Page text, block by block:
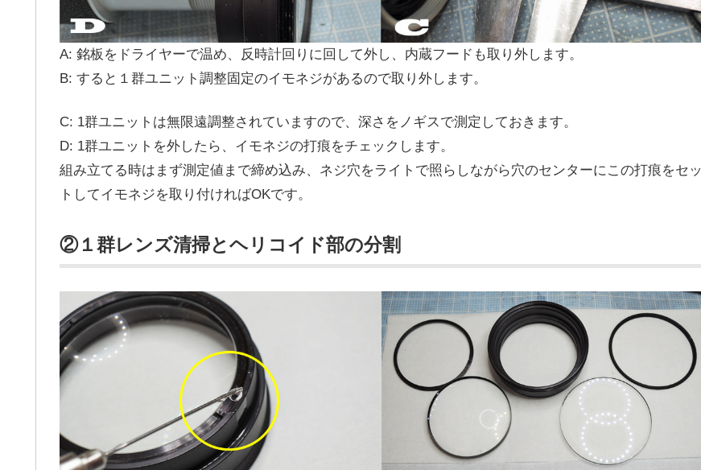
A: 銘板をドライヤーで温め、反時計回りに回して外し、内蔵フードも取り外します。
B: すると１群ユニット調整固定のイモネジがあるので取り外します。
C: 1群ユニットは無限遠調整されていますので、深さをノギスで測定しておきます。
D: 1群ユニットを外したら、イモネジの打痕をチェックします。
組み立てる時はまず測定値まで締め込み、ネジ穴をライトで照らしながら穴のセンターにこの打痕をセッ
トしてイモネジを取り付ければOKです。
②１群レンズ清掃とヘリコイド部の分割